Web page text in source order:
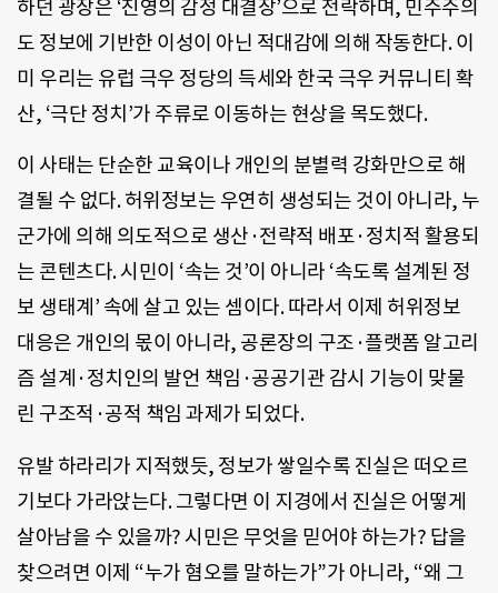
하던 광장은 ‘진영의 감정 대결장’으로 전락하며, 민주주의
도 정보에 기반한 이성이 아닌 적대감에 의해 작동한다. 이
미 우리는 유럽 극우 정당의 득세와 한국 극우 커뮤니티 확
산, ‘극단 정치’가 주류로 이동하는 현상을 목도했다.
이 사태는 단순한 교육이나 개인의 분별력 강화만으로 해
결될 수 없다. 허위정보는 우연히 생성되는 것이 아니라, 누
군가에 의해 의도적으로 생산·전략적 배포·정치적 활용되
는 콘텐츠다. 시민이 ‘속는 것’이 아니라 ‘속도록 설계된 정
보 생태계’ 속에 살고 있는 셈이다. 따라서 이제 허위정보
대응은 개인의 몫이 아니라, 공론장의 구조·플랫폼 알고리
즘 설계·정치인의 발언 책임·공공기관 감시 기능이 맞물
린 구조적·공적 책임 과제가 되었다.
유발 하라리가 지적했듯, 정보가 쌓일수록 진실은 떠오르
기보다 가라앉는다. 그렇다면 이 지경에서 진실은 어떻게
살아남을 수 있을까? 시민은 무엇을 믿어야 하는가? 답을
찾으려면 이제 “누가 혐오를 말하는가”가 아니라, “왜 그